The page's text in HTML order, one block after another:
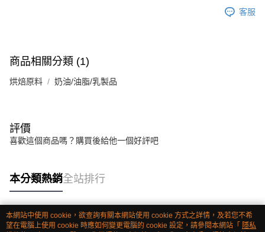
客服
商品相關分類 (1)
烘焙原料 奶油/油脂/乳製品
評價
喜歡這個商品嗎？購買後給他一個好評吧
本分類熱銷全站排行
熱門標籤
本網站中使用 cookie，欲查詢有關本網站使用 cookie 方式之詳情，及若您不希
望在電腦上使用 cookie 時應如何變更電腦的 cookie 設定，請參閱本網站「 隱私